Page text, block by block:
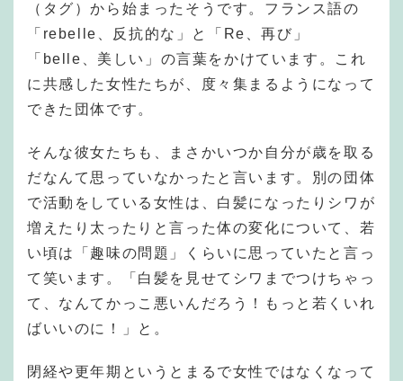
（タグ）から始まったそうです。フランス語の
「rebelle、反抗的な」と「Re、再び」
「belle、美しい」の言葉をかけています。これ
に共感した女性たちが、度々集まるようになって
できた団体です。
そんな彼女たちも、まさかいつか自分が歳を取る
だなんて思っていなかったと言います。別の団体
で活動をしている女性は、白髪になったりシワが
増えたり太ったりと言った体の変化について、若
い頃は「趣味の問題」くらいに思っていたと言っ
て笑います。「白髪を見せてシワまでつけちゃっ
て、なんてかっこ悪いんだろう！もっと若くいれ
ばいいのに！」と。
閉経や更年期というとまるで女性ではなくなって